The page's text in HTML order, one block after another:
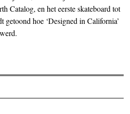
Catalog, en het eerste skateboard tot
getoond hoe ‘Designed in California’